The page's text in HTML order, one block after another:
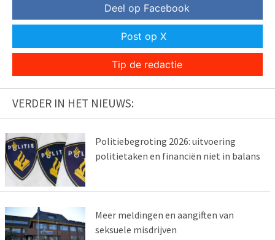
Deel op Facebook
Post op X
Tip de redactie
VERDER IN HET NIEUWS:
Politiebegroting 2026: uitvoering
politietaken en financiën niet in balans
Meer meldingen en aangiften van
seksuele misdrijven